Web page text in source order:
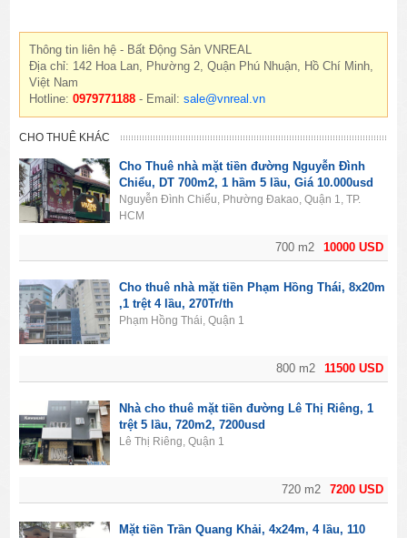
Thông tin liên hệ - Bất Động Sản VNREAL
Địa chỉ: 142 Hoa Lan, Phường 2, Quận Phú Nhuận, Hồ Chí Minh,
Việt Nam
Hotline:0979771188 - Email:sale@vnreal.vn
CHO THUÊ KHÁC
10000 USD
700 m2
Cho Thuê nhà mặt tiền đường Nguyễn Đình
Chiểu, DT 700m2, 1 hầm 5 lầu, Giá 10.000usd
Nguyễn Đình Chiểu, Phường Đakao, Quận 1, TP.
HCM
11500 USD
800 m2
Cho thuê nhà mặt tiền Phạm Hồng Thái, 8x20m
,1 trệt 4 lầu, 270Tr/th
Phạm Hồng Thái, Quận 1
7200 USD
720 m2
Nhà cho thuê mặt tiền đường Lê Thị Riêng, 1
trệt 5 lầu, 720m2, 7200usd
Lê Thị Riêng, Quận 1
Mặt tiền Trần Quang Khải, 4x24m, 4 lầu, 110